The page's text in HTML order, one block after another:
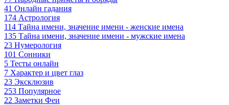
41 Онлайн гадания
174 Астрология
114 Тайна имени, значение имени - женские имена
135 Тайна имени, значение имени - мужские имена
23 Нумерология
101 Сонники
5 Тесты онлайн
7 Характер и цвет глаз
23 Эксклюзив
253 Популярное
22 Заметки Феи